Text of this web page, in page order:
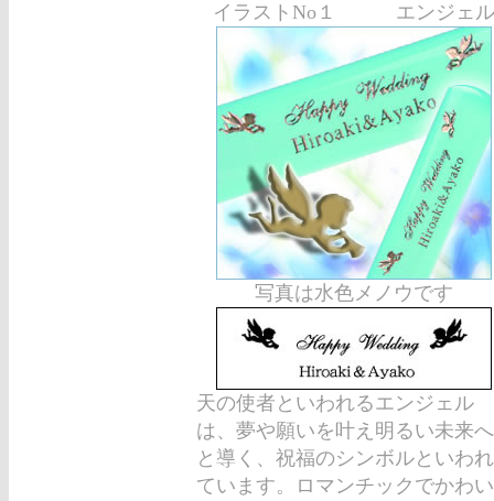
イラストNo１ エンジェル
写真は水色メノウです
天の使者といわれるエンジェル
は、夢や願いを叶え明るい未来へ
と導く、祝福のシンボルといわれ
ています。ロマンチックでかわい